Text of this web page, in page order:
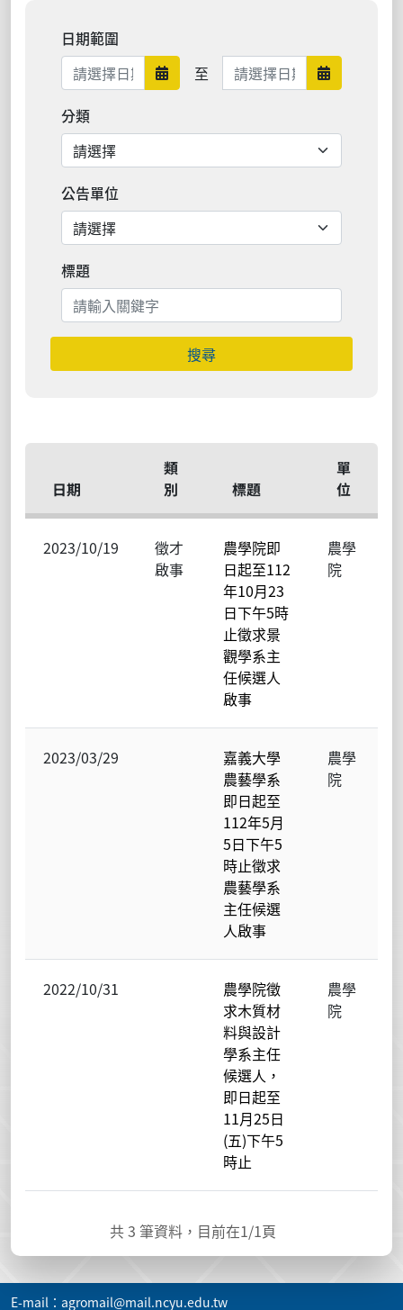
日期範圍
日期範圍開始
至 日期範圍結束 日期範圍
分類
公告單位
標題
搜尋
日期
類
別
標題
單
位
2023/10/19
徵才
啟事
農學院即
日起至112
年10月23
日下午5時
止徵求景
觀學系主
任候選人
啟事
農學
院
2023/03/29
嘉義大學
農藝學系
即日起至
112年5月
5日下午5
時止徵求
農藝學系
主任候選
人啟事
農學
院
2022/10/31
農學院徵
求木質材
料與設計
學系主任
候選人，
即日起至
11月25日
(五)下午5
時止
農學
院
共3 筆資料，目前在1/1頁
E-mail：agromail@mail.ncyu.edu.tw